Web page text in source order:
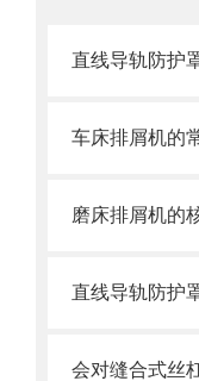
车床排屑机的
磨床排屑机的